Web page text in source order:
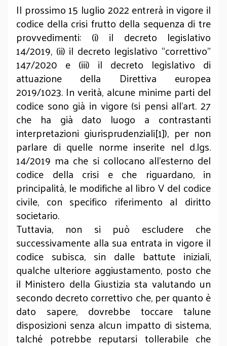
Il prossimo 15 luglio 2022 entrerà in vigore il
codice della crisi frutto della sequenza di tre
provvedimenti: (i) il decreto legislativo
14/2019, (ii) il decreto legislativo “correttivo”
147/2020 e (iii) il decreto legislativo di
attuazione della Direttiva europea
2019/1023. In verità, alcune minime parti del
codice sono già in vigore (si pensi all’art. 27
che ha già dato luogo a contrastanti
interpretazioni giurisprudenziali[1]), per non
parlare di quelle norme inserite nel d.lgs.
14/2019 ma che si collocano all’esterno del
codice della crisi e che riguardano, in
principalità, le modifiche al libro V del codice
civile, con specifico riferimento al diritto
societario.
Tuttavia, non si può escludere che
successivamente alla sua entrata in vigore il
codice subisca, sin dalle battute iniziali,
qualche ulteriore aggiustamento, posto che
il Ministero della Giustizia sta valutando un
secondo decreto correttivo che, per quanto è
dato sapere, dovrebbe toccare talune
disposizioni senza alcun impatto di sistema,
talché potrebbe reputarsi tollerabile che